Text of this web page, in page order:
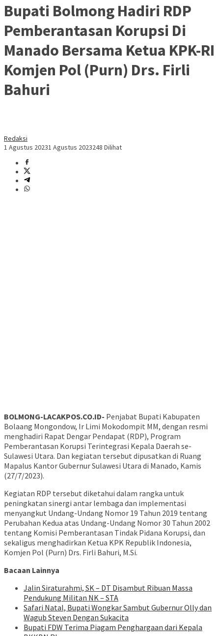
Bupati Bolmong Hadiri RDP
Pemberantasan Korupsi Di
Manado Bersama Ketua KPK-RI
Komjen Pol (Purn) Drs. Firli
Bahuri
Redaksi
1 Agustus 20231 Agustus 2023248 Dilihat
BOLMONG-LACAKPOS.CO.ID- Penjabat Bupati Kabupaten
Bolaang Mongondow, Ir Limi Mokodompit MM, dengan resmi
menghadiri Rapat Dengar Pendapat (RDP), Program
Pemberantasan Korupsi Terintegrasi Kepala Daerah se-
Sulawesi Utara. Dan kegiatan tersebut dipusatkan di Ruang
Mapalus Kantor Gubernur Sulawesi Utara di Manado, Kamis
(27/7/2023).
Kegiatan RDP tersebut diketahui dalam rangka untuk
peningkatan sinergi antar lembaga dan implementasi
menyangkut Undang-Undang Nomor 19 Tahun 2019 tentang
Perubahan Kedua atas Undang-Undang Nomor 30 Tahun 2002
tentang Komisi Pemberantasan Tindak Pidana Korupsi, dan
sekaligus menghadirkan Ketua KPK Republik Indonesia,
Komjen Pol (Purn) Drs. Firli Bahuri, M.Si.
Bacaan Lainnya
Jalin Siraturahmi, SK – DT Disambut Ribuan Massa
Pendukung Militan NK – STA
Safari Natal, Bupati Wongkar Sambut Gubernur Olly dan
Wagub Steven Dengan Sukacita
Bupati FDW Terima Piagam Penghargaan dari Kepala